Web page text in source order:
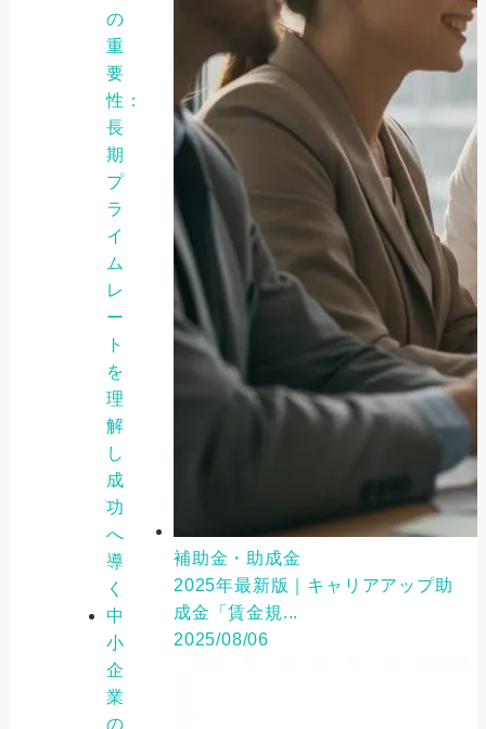
の
重
要
性：
長
期
プ
ラ
イ
ム
レ
ー
ト
を
理
解
し
成
功
へ
導
く
中
小
企
業
の
補助金・助成金
2025年最新版｜キャリアアップ助
成金「賃金規...
2025/08/06